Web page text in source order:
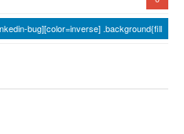
bug][color=inverse] .background{fill